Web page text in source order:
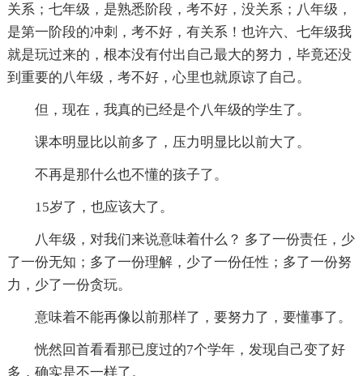
关系；七年级，是熟悉阶段，考不好，没关系；八年级，
是第一阶段的冲刺，考不好，有关系！也许六、七年级我
就是玩过来的，根本没有付出自己最大的努力，毕竟还没
到重要的八年级，考不好，心里也就原谅了自己。
但，现在，我真的已经是个八年级的学生了。
课本明显比以前多了，压力明显比以前大了。
不再是那什么也不懂的孩子了。
15岁了，也应该大了。
八年级，对我们来说意味着什么？ 多了一份责任，少
了一份无知；多了一份理解，少了一份任性；多了一份努
力，少了一份贪玩。
意味着不能再像以前那样了，要努力了，要懂事了。
恍然回首看看那已度过的7个学年，发现自己变了好
多，确实是不一样了。